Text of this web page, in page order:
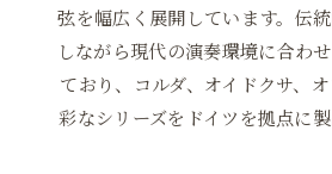
弦を幅広く展開しています。伝
しながら現代の演奏環境に合わ
ており、コルダ、オイドクサ、
彩なシリーズをドイツを拠点に製